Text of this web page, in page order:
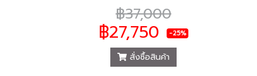
฿37,000
฿27,750 -25%
สั่งซื้อสินค้า